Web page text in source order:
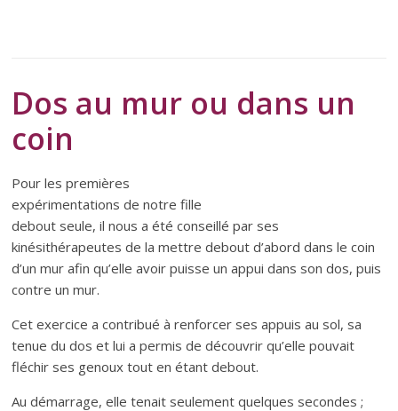
Dos au mur ou dans un
coin
Pour les premières
expérimentations de notre fille
debout seule, il nous a été conseillé par ses
kinésithérapeutes de la mettre debout d’abord dans le coin
d’un mur afin qu’elle avoir puisse un appui dans son dos, puis
contre un mur.
Cet exercice a contribué à renforcer ses appuis au sol, sa
tenue du dos et lui a permis de découvrir qu’elle pouvait
fléchir ses genoux tout en étant debout.
Au démarrage, elle tenait seulement quelques secondes ;